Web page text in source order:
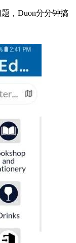
，Duon分分钟搞